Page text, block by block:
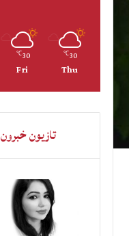
30
℃
Thu
30
℃
Fri
تازيون خبرون